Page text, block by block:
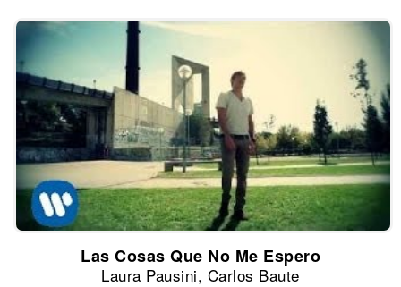
Las Cosas Que No Me Espero
Laura Pausini, Carlos Baute